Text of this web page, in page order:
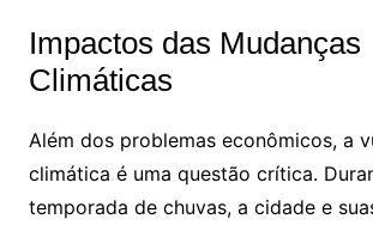
Impactos das Mudanças
Climáticas
Além dos problemas econômicos, a
climática é uma questão crítica.
temporada de chuvas, a cidade e